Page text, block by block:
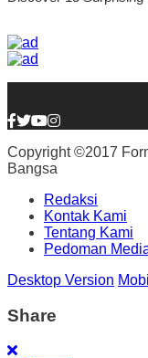
Copyright ©2017
Bangsa
Redaksi
Kontak Kami
Tentang Kami
Pedoman
Desktop Version
Share